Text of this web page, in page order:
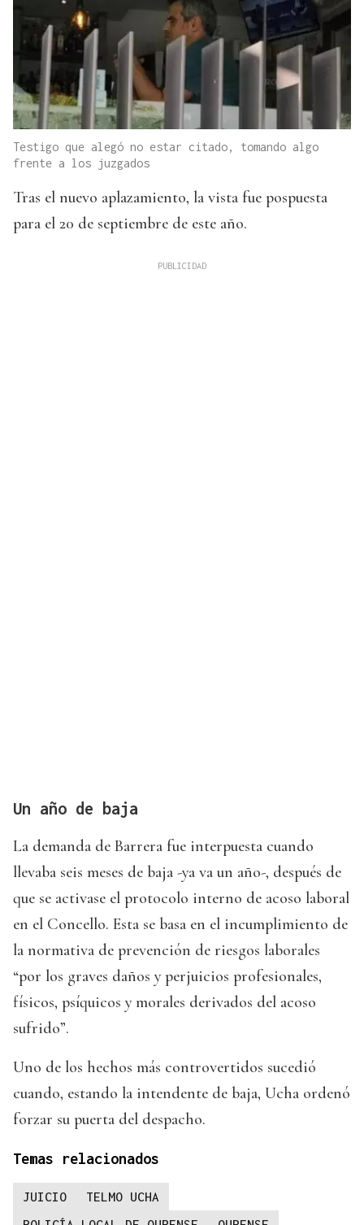
Testigo que alegó no estar citado, tomando algo
frente a los juzgados
Tras el nuevo aplazamiento, la vista fue pospuesta
para el 20 de septiembre de este año.
Un año de baja
La demanda de Barrera fue interpuesta cuando
llevaba seis meses de baja -ya va un año-, después de
que se activase el protocolo interno de acoso laboral
en el Concello. Esta se basa en el incumplimiento de
la normativa de prevención de riesgos laborales
“por los graves daños y perjuicios profesionales,
físicos, psíquicos y morales derivados del acoso
sufrido”.
Uno de los hechos más controvertidos sucedió
cuando, estando la intendente de baja, Ucha ordenó
forzar su puerta del despacho.
Temas relacionados
JUICIO
TELMO UCHA